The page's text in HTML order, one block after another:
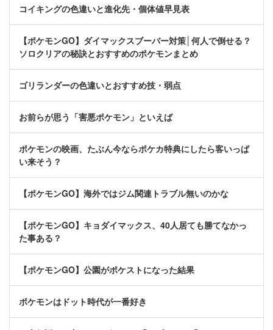
コイキングの色違いと進化先・個体値早見表
【ポケモンGO】ダイマックスブーバー対策│何人で倒せる？
ソロクリアの秘訣とおすすめのポケモンまとめ
ゴリランダーの色違いとおすすめ技・弱点
お前らが思う「害悪ポケモン」といえば
ポケモンの映画、たぶん今ならポケカ特典にしたら客いっぱ
い来そう？
【ポケモンGO】海外ではジム関連トラブル無いのかな
【ポケモンGO】キョダイマックス、40人居ても勝てなかっ
た事ある？
【ポケモンGO】公園がポケストになった結果
ポケモンはドット時代が一番好き